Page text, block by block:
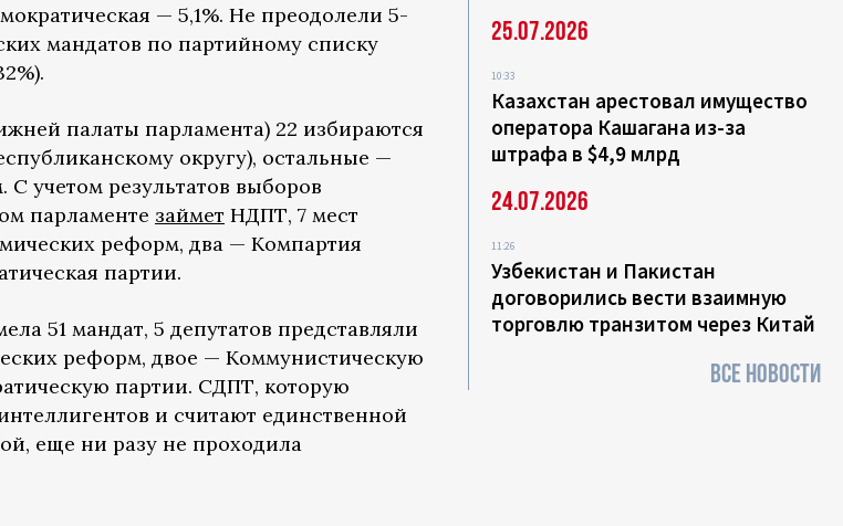
— 5,1%. Не преодолели 5-
мандатов по партийному списку
палаты парламента) 22 избираются
округу), остальные —
учетом результатов выборов
парламенте займет НДПТ, 7 мест
реформ, два — Компартия
партии.
51 мандат, 5 депутатов представляли
реформ, двое — Коммунистическую
партии. СДПТ, которую
и считают единственной
еще ни разу не проходила
25.07.2026
10:33
Казахстан арестовал имущество
оператора Кашагана из-за
штрафа в $4,9 млрд
24.07.2026
11:26
Узбекистан и Пакистан
договорились вести взаимную
торговлю транзитом через Китай
ВСЕ НОВОСТИ